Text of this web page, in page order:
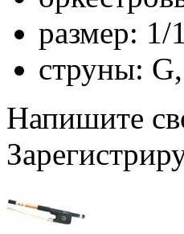
размер: 1/
cтруны:
Напишите